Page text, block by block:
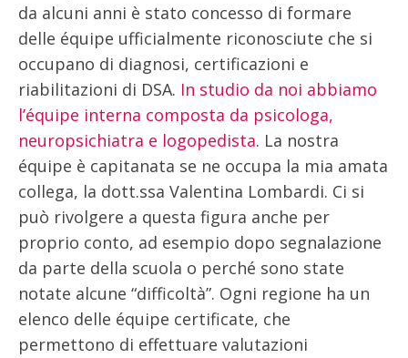
da alcuni anni è stato concesso di formare
delle équipe ufficialmente riconosciute che si
occupano di diagnosi, certificazioni e
riabilitazioni di DSA. In studio da noi abbiamo
l’équipe interna composta da psicologa,
neuropsichiatra e logopedista. La nostra
équipe è capitanata se ne occupa la mia amata
collega, la dott.ssa Valentina Lombardi. Ci si
può rivolgere a questa figura anche per
proprio conto, ad esempio dopo segnalazione
da parte della scuola o perché sono state
notate alcune “difficoltà”. Ogni regione ha un
elenco delle équipe certificate, che
permettono di effettuare valutazioni